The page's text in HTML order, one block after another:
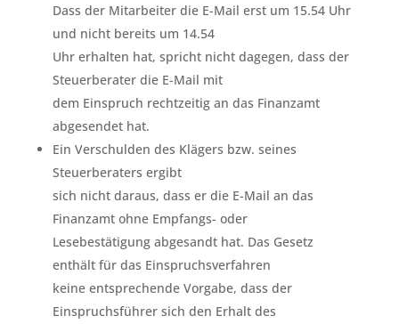
Dass der Mitarbeiter die E-Mail erst um 15.54 Uhr
und nicht bereits um 14.54
Uhr erhalten hat, spricht nicht dagegen, dass der
Steuerberater die E-Mail mit
dem Einspruch rechtzeitig an das Finanzamt
abgesendet hat.
Ein Verschulden des Klägers bzw. seines
Steuerberaters ergibt
sich nicht daraus, dass er die E-Mail an das
Finanzamt ohne Empfangs- oder
Lesebestätigung abgesandt hat. Das Gesetz
enthält für das Einspruchsverfahren
keine entsprechende Vorgabe, dass der
Einspruchsführer sich den Erhalt des